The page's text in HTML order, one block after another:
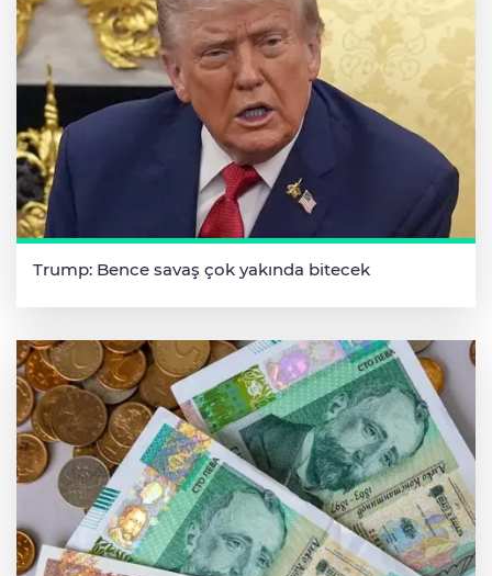
Trump: Bence savaş çok yakında bitecek